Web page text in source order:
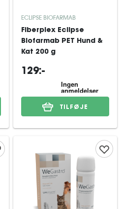
ECLIPSE BIOFARMAB
Fiberplex Eclipse
Biofarmab PET Hund &
Kat 200 g
129:-
TILFØJE